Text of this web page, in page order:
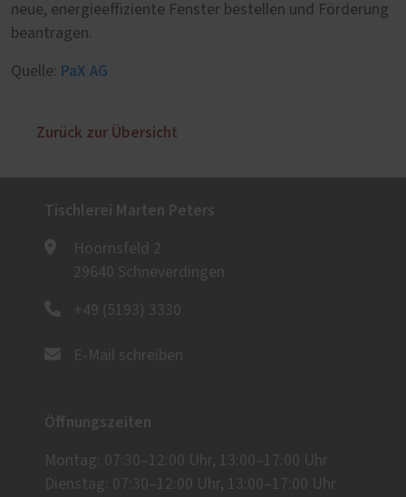
neue, energieeffiziente Fenster bestellen und Förderung
beantragen.
Quelle: PaX AG
Zurück zur Übersicht
Tischlerei Marten Peters
Hoornsfeld 2
29640 Schneverdingen
+49 (5193) 3330
E-Mail schreiben
Öffnungszeiten
Montag: 07:30–12:00 Uhr, 13:00–17:00 Uhr
Dienstag: 07:30–12:00 Uhr, 13:00–17:00 Uhr